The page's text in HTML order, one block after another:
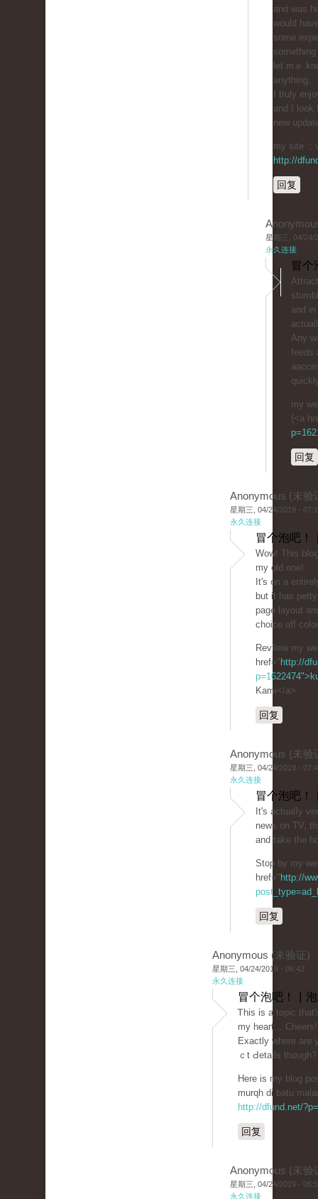
and was
would
some
let mｅ
anything.
I truly
and I look
new
my site ::
http://
回复
星期三, 04/24/
永久连接
冒个
and
Any
feeds
my
(<a
回复
Anonymous (未验
星期三, 04/24/2019 -
永久连接
冒个泡吧！
Wοw! Tһis
my old one!
It's on a
but it has
page layout
choice off
Revfiew my
href=" http://
Kami</a>
回复
Anonymous (未验
星期三, 04/24/2019 -
永久连接
冒个泡吧！
It's actuаlⅼy
news on TV,
and take the
Stop by my
href=" http://
回复
Anonymous (未验证)
星期三, 04/24/2019 - 06:42
永久连接
冒个泡吧！ |
Ꭲhis is a topic
my heart... Cheers!
Exactly where are
ｃt Ԁetails tһough?
Here is my blog
murqh di batu
http://dfund.net/
回复
Anonymous (未验
星期三, 04/24/2019 -
永久连接